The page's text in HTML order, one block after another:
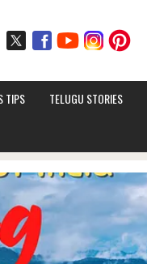
TIPS TELUGU STORIES